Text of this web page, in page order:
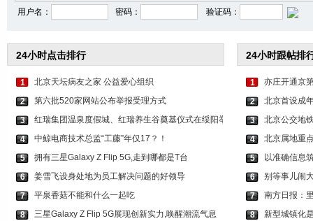
用户名： 密码： 验证码：
24小时点击排行
1
北京天坛病友之家 公益爱心组织
2
第六批520家网站公布举报受理方式
3
红瑞集团温泉度假城、红瑞养生谷奠基仪式在绥阳举
4
中鲸电商技术总监“工藤”年仅17？！
5
拥有三星Galaxy Z Flip 5G,走到哪都是T台
6
姜雪飞设身处地为员工解决问题的好领导
7
平泉香菇不能和什么一起吃
8
三星Galaxy Z Flip 5G展现创新实力,唤醒潮流气息
24小时跟帖排
1
亦庄开通京
2
北京首设成
3
北京公交地
4
北京属地重
5
以准确信息
6
别等事儿闹
7
南方日报：
8
新型城镇化